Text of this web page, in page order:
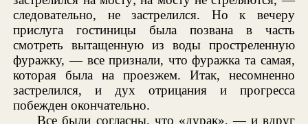
следовательно, не застрелился. Но к вечеру
прислуга гостиницы была позвана в часть
смотреть вытащенную из воды простреленную
фуражку, — все признали, что фуражка та самая,
которая была на проезжем. Итак, несомненно
застрелился, и дух отрицания и прогресса
побежден окончательно.
Все были согласны, что «дурак», — и вдруг